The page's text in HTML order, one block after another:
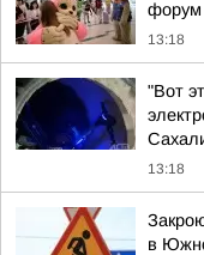
форум
13:18
"Вот
13:18
в